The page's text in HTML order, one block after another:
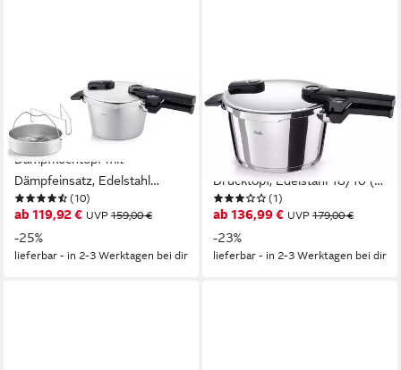
Schnellkochtopf Vitaquick®
Premium Edelstahl
Dampfkochtopf mit
Dämpfeinsatz, Edelstahl
18/10 (3-tlg), Made in
Germany, mit gelochtem
Einsatz
(10)
ab 119,92 € UVP 159,00 €
-25%
lieferbar - in 2-3 Werktagen bei dir
FISSLER
Schnellkochtopf
Vitaquick®Elemental
Dampfkochtopf Premium
Drucktopf, Edelstahl 18/10 (1-
tlg), Schnellkochtopf mit 2
Garstufen und Superthermic
Boden
(1)
ab 136,99 € UVP 179,00 €
-23%
lieferbar - in 2-3 Werktagen bei dir